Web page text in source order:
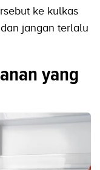
ke kulkas
jangan terlalu
yang